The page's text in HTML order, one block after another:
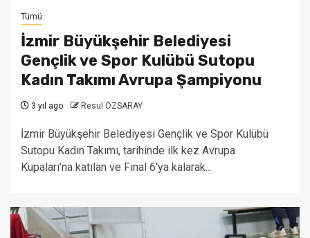
Tümü
İzmir Büyükşehir Belediyesi
Gençlik ve Spor Kulübü Sutopu
Kadın Takımı Avrupa Şampiyonu
3 yıl ago Resul ÖZSARAY
İzmir Büyükşehir Belediyesi Gençlik ve Spor Kulübü
Sutopu Kadın Takımı, tarihinde ilk kez Avrupa
Kupaları’na katılan ve Final 6'ya kalarak...